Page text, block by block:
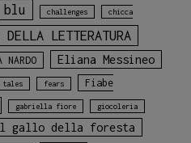
blu challenges chicca
LETTERATURA
NARDO
Eliana Messineo
fears
Fiabe
gabriella fiore giocoleria
gallo della foresta